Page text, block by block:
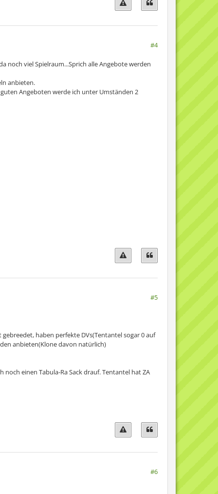
#4
noch viel Spielraum...Sprich alle Angebote werden
anbieten.
Angeboten werde ich unter Umständen 2
#5
haben perfekte DVs(Tentantel sogar 0 auf
anbieten(Klone davon natürlich)
noch einen Tabula-Ra Sack drauf. Tentantel hat ZA
#6